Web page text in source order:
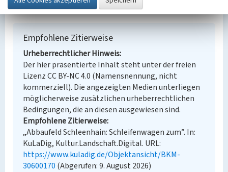
Empfohlene Zitierweise
Urheberrechtlicher Hinweis
Der hier präsentierte Inhalt steht unter der freien
Lizenz CC BY-NC 4.0 (Namensnennung, nicht
kommerziell). Die angezeigten Medien unterliegen
möglicherweise zusätzlichen urheberrechtlichen
Bedingungen, die an diesen ausgewiesen sind.
Empfohlene Zitierweise
„Abbaufeld Schleenhain: Schleifenwagen zum”. In:
KuLaDig, Kultur.Landschaft.Digital. URL:
https://www.kuladig.de/Objektansicht/BKM-
30600170 (Abgerufen: 9. August 2026)